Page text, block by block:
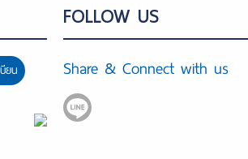
ยน
FOLLOW US
Share & Connect with us